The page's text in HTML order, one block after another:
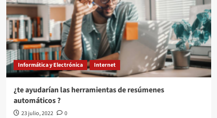
Informática y Electrónica Internet
¿te ayudarían las herramientas de resúmenes
automáticos ?
23 julio, 2022 0